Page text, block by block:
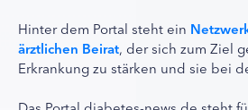
Hinter dem Portal steht ein
ärztlichen Beirat, der sich zum Ziel
Erkrankung zu stärken und sie bei